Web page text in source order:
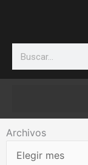
Search
Archivos
Archivos